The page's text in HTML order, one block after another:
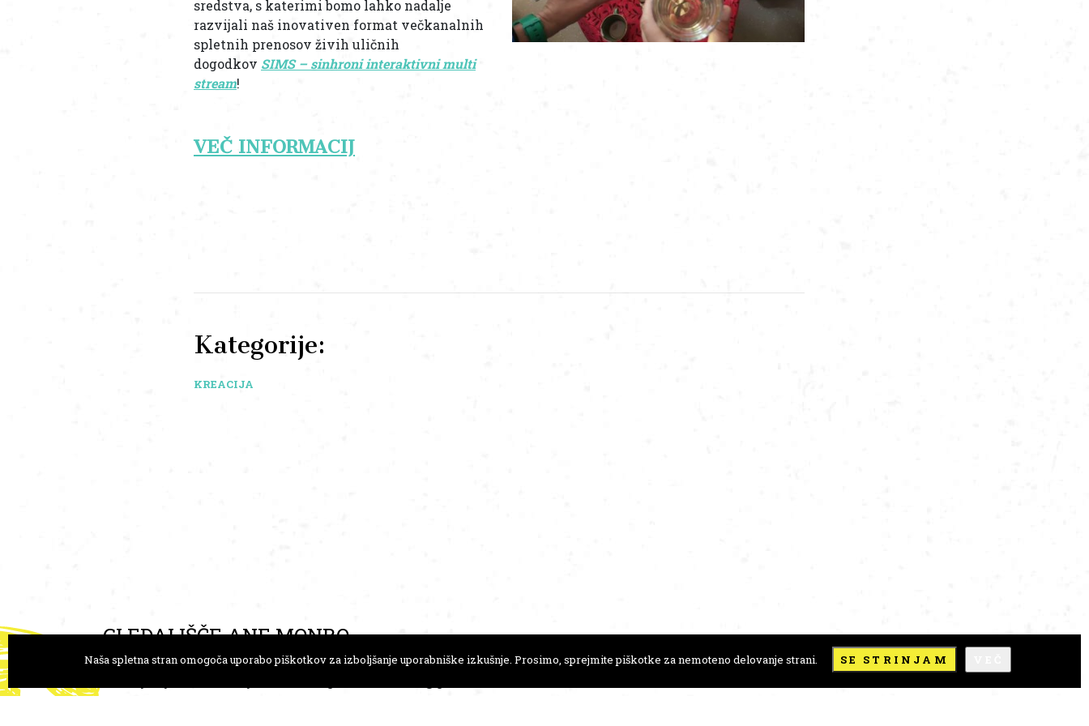
sredstva, s katerimi bomo lahko nadalje
razvijali naš inovativen format večkanalnih
spletnih prenosov živih uličnih
dogodkov SIMS – sinhroni interaktivni multi
stream!
VEČ INFORMACIJ
Kategorije:
KREACIJA
GLEDALIŠČE ANE MONRO
Trg Prekomorskih brigad 1
+386 41 723 146
FLICKRA-novice
Naša spletna stran omogoča uporabo piškotkov za izboljšanje uporabniške izkušnje. Prosimo, sprejmite piškotke za nemoteno delovanje strani. SE STRINJAM